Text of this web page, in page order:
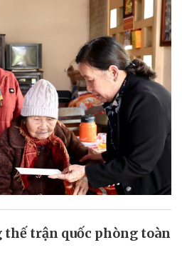
trận quốc phòng toàn